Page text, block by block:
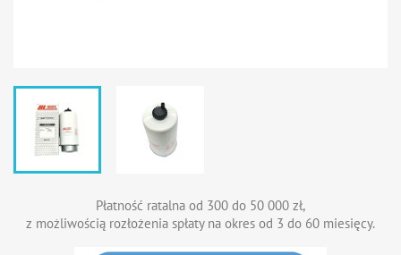
Płatność ratalna od 300 do 50 000 zł,
z możliwością rozłożenia spłaty na okres od 3 do 60 miesięcy.